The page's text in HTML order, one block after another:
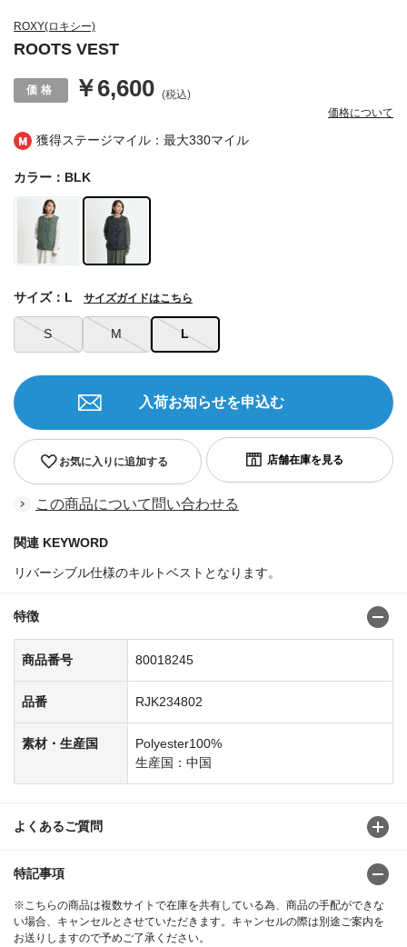
獲得ステージマイル：最大330マイル
ROXY(ロキシー)
ROOTS VEST
￥6,600 (税込)
価格について
カラー：BLK
S M L
サイズ：L サイズガイドはこちら
お気に入りに追加する
入荷お知らせを申込む
この商品について問い合わせる
関連 KEYWORD
リバーシブル仕様のキルトベストとなります。
特徴
商品番号 80018245
品番 RJK234802
素材・生産国
Polyester100%
生産国：中国
よくあるご質問
特記事項
※こちらの商品は複数サイトで在庫を共有している為、商品の手配ができな
い場合、キャンセルとさせていただきます。キャンセルの際は別途ご案内を
お送りしますので予めご了承ください。